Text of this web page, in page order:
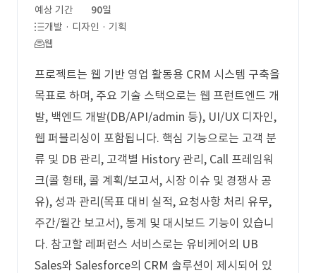
예상 기간
90일
개발 · 디자인 · 기획
웹
프로젝트는 웹 기반 영업 활동용 CRM 시스템 구축을
목표로 하며, 주요 기술 스택으로는 웹 프런트엔드 개
발, 백엔드 개발(DB/API/admin 등), UI/UX 디자인,
웹 퍼블리싱이 포함됩니다. 핵심 기능으로는 고객 분
류 및 DB 관리, 고객별 History 관리, Call 프레임워
크(콜 형태, 콜 계획/보고서, 시장 이슈 및 경쟁사 공
유), 성과 관리(목표 대비 실적, 요청사항 처리 유무,
주간/월간 보고서), 통계 및 대시보드 기능이 있습니
다. 참고할 레퍼런스 서비스로는 유비케어의 UB
Sales와 Salesforce의 CRM 솔루션이 제시되어 있